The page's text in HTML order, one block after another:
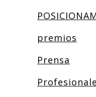
premios
Prensa